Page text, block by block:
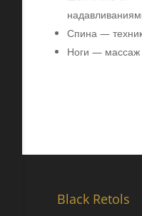
Спина —
Ноги — массаж
Black Retols